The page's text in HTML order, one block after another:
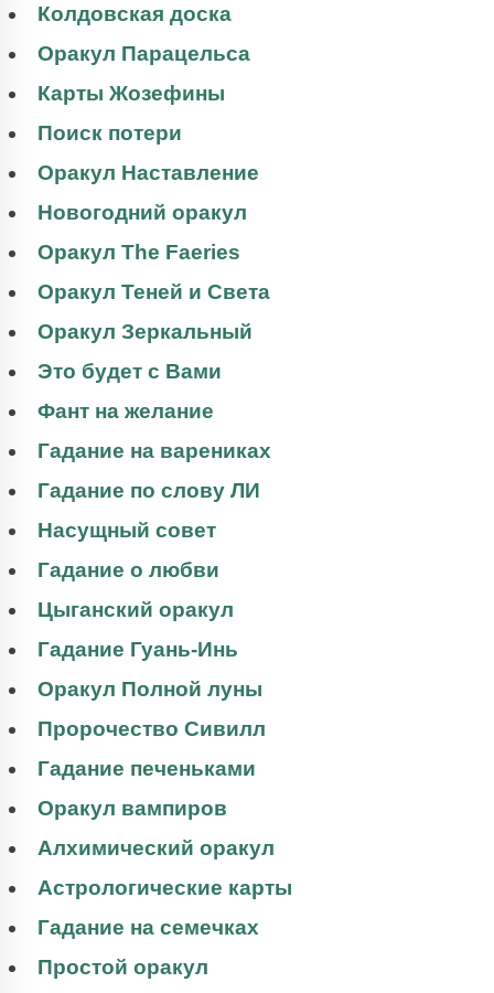
Колдовская доска
Оракул Парацельса
Карты Жозефины
Поиск потери
Оракул Наставление
Новогодний оракул
Оракул The Faeries
Оракул Теней и Света
Оракул Зеркальный
Это будет с Вами
Фант на желание
Гадание на варениках
Гадание по слову ЛИ
Насущный совет
Гадание о любви
Цыганский оракул
Гадание Гуань-Инь
Оракул Полной луны
Пророчество Сивилл
Гадание печеньками
Оракул вампиров
Алхимический оракул
Астрологические карты
Гадание на семечках
Простой оракул